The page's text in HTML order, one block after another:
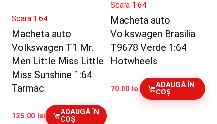
Scara 1:64
Macheta auto
Volkswagen T1 Mr.
Men Little Miss Little
Miss Sunshine 1:64
Tarmac
125.00 lei
ADAUGĂ ÎN
COȘ
Scara 1:64
Macheta auto
Volkswagen Brasilia
T9678 Verde 1:64
Hotwheels
70.00 lei
ADAUGĂ ÎN
COȘ